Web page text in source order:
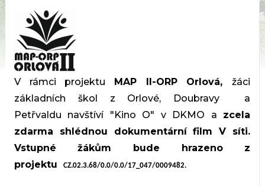
V rámci projektu MAP II-ORP Orlová,žáci
základních škol z Orlové, Doubravy a
Petřvaldu navštíví "Kino O" v DKMO a zcela
zdarma shlédnou dokumentární film V síti.
Vstupné žákům bude hrazeno z
projektu
CZ.02.3.68/0.0/0.0/17_047/0009482.